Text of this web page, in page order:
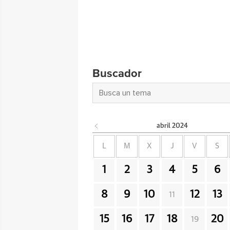
Buscador
abril 2024
L M X J V S
1 2 3 4 5 6
8 9 10 11 12 13
15 16 17 18 19 20